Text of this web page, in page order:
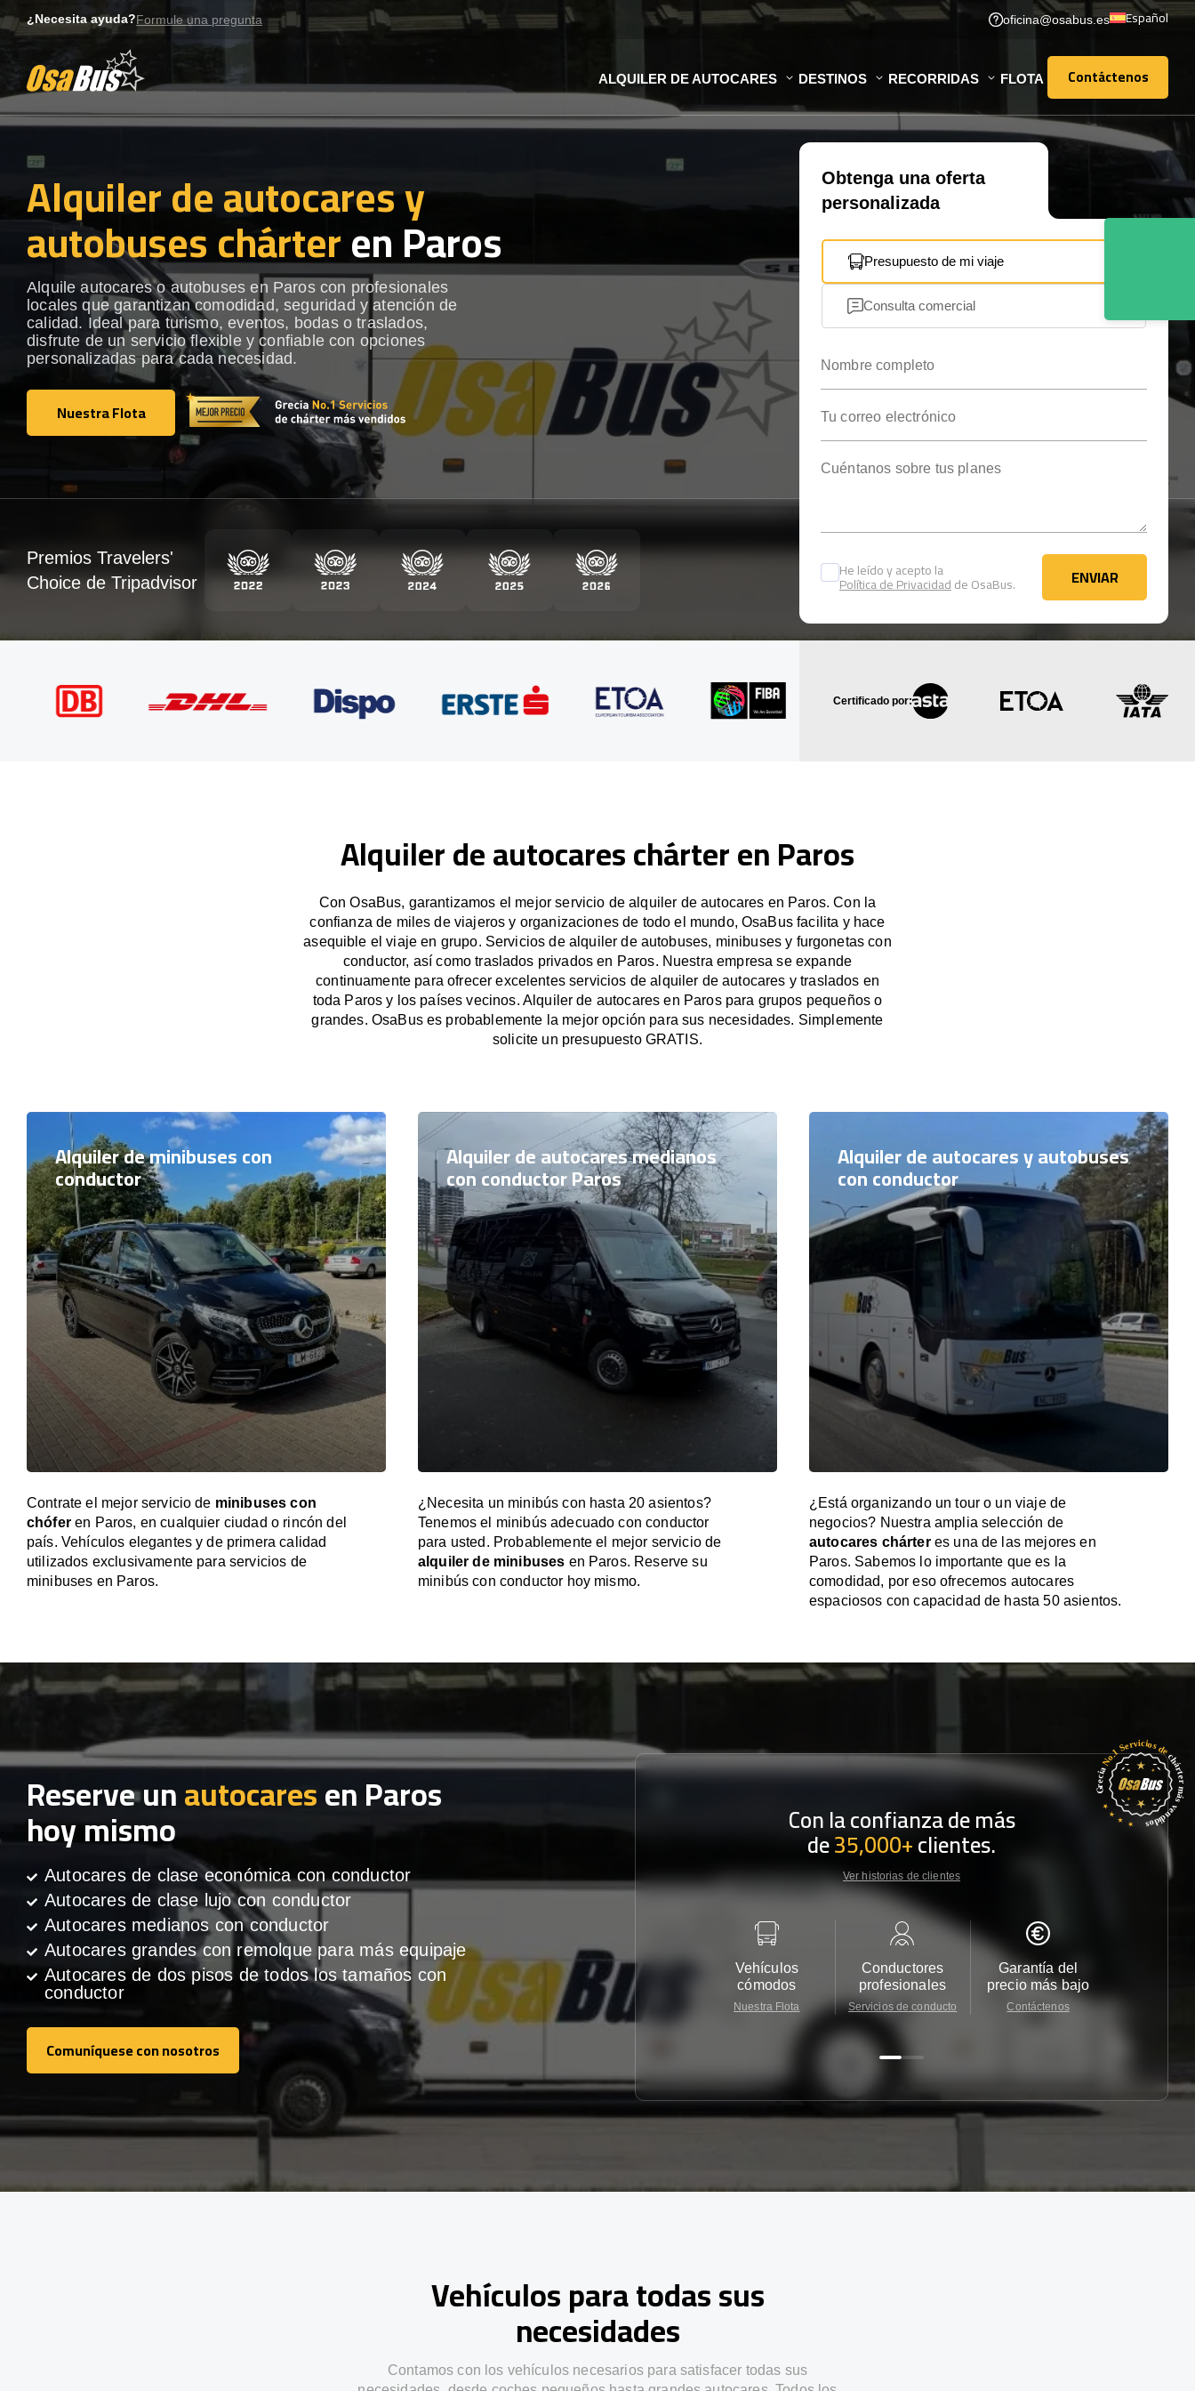
to
¿Necesita ayuda?Formule una pregunta oficina@osabus.es Español
ALQUILER DE AUTOCARES DESTINOS RECORRIDAS FLOTA Contáctenos
Contáctenos
Alquiler de autocares y
autobuses chárteren Paros
Alquile autocares o autobuses en Paros con profesionales
locales que garantizan comodidad, seguridad y atención de
calidad. Ideal para turismo, eventos, bodas o traslados,
disfrute de un servicio flexible y confiable con opciones
personalizadas para cada necesidad.
Nuestra Flota
Nuestra Flota
Obtenga una oferta
personalizada
Presupuesto de mi viaje
Consulta comercial
He leído y acepto la
Política de Privacidadde OsaBus. ENVIAR
ENVIAR
Premios Travelers'
Choice de Tripadvisor
Certificado por:
Alquiler de autocares chárter en Paros
Con OsaBus, garantizamos el mejor servicio de alquiler de autocares en Paros. Con la
confianza de miles de viajeros y organizaciones de todo el mundo, OsaBus facilita y hace
asequible el viaje en grupo. Servicios de alquiler de autobuses, minibuses y furgonetas con
conductor, así como traslados privados en Paros. Nuestra empresa se expande
continuamente para ofrecer excelentes servicios de alquiler de autocares y traslados en
toda Paros y los países vecinos. Alquiler de autocares en Paros para grupos pequeños o
grandes. OsaBus es probablemente la mejor opción para sus necesidades. Simplemente
solicite un presupuesto GRATIS.
Alquiler de minibuses con
conductor
Contrate el mejor servicio de minibuses con
chóferen Paros, en cualquier ciudad o rincón del
país. Vehículos elegantes y de primera calidad
utilizados exclusivamente para servicios de
minibuses en Paros.
Alquiler de autocares medianos
con conductor Paros
¿Necesita un minibús con hasta 20 asientos?
Tenemos el minibús adecuado con conductor
para usted. Probablemente el mejor servicio de
alquiler de minibuses en Paros. Reserve su
minibús con conductor hoy mismo.
Alquiler de autocares y autobuses
con conductor
¿Está organizando un tour o un viaje de
negocios? Nuestra amplia selección de
autocares chárteres una de las mejores en
Paros. Sabemos lo importante que es la
comodidad, por eso ofrecemos autocares
espaciosos con capacidad de hasta 50 asientos.
Reserve unautocaresen Paros
hoy mismo
Autocares de clase económica con conductor
Autocares de clase lujo con conductor
Autocares medianos con conductor
Autocares grandes con remolque para más equipaje
Autocares de dos pisos de todos los tamaños con
conductor
Comuníquese con nosotros
Comuníquese con nosotros
Con la confianza de más
de35,000+clientes.
Ver historias de clientes
Vehículos
cómodos
Nuestra Flota
Conductores
profesionales
Servicios de conducto
Garantía del
precio más bajo
Contáctenos
Vehículos para todas sus
necesidades
Contamos con los vehículos necesarios para satisfacer todas sus